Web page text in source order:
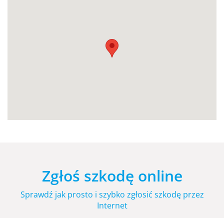
Zgłoś szkodę online
Sprawdź jak prosto i szybko zgłosić szkodę przez
Internet